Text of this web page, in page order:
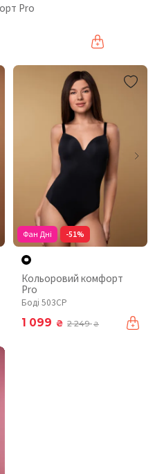
Pro
Фан Дні -51%
Кольоровий комфорт
Pro
Боді 503CP
1 099 ₴ 2 249₴